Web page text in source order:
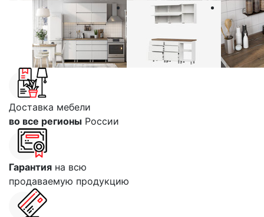
Доставка мебели
во все регионы России
Гарантия на всю
продаваемую продукцию